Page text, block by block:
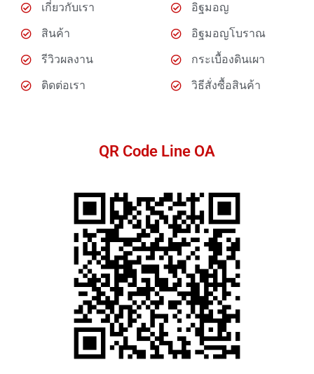
เกี่ยวกับเรา
สินค้า
รีวิวผลงาน
ติดต่อเรา
อิฐมอญ
อิฐมอญโบราณ
กระเบื้องดินเผา
วิธีสั่งซื้อสินค้า
QR Code Line OA